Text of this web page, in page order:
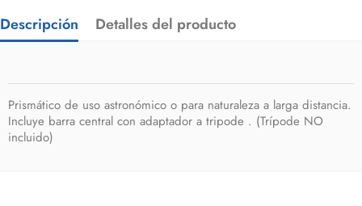
Descripción Detalles del producto
Prismático de uso astronómico o para naturaleza a larga distancia.
Incluye barra central con adaptador a tripode . (Trípode NO
incluido)